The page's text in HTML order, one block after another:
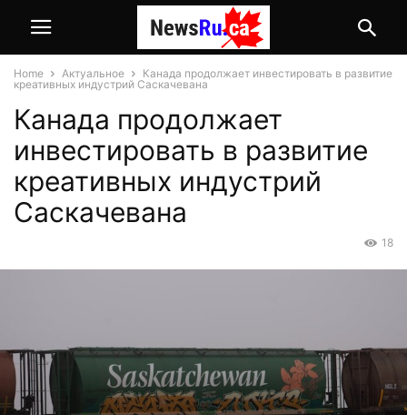
Home Актуальное
Канада продолжает инвестировать в развитие
креативных индустрий Саскачевана
Канада продолжает
инвестировать в развитие
креативных индустрий
Саскачевана
18